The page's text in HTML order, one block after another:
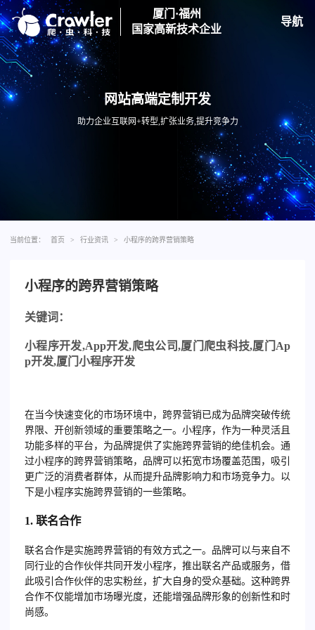
厦门·福州
国家高新技术企业
导航
网站高端定制开发
助力企业互联网+转型,扩张业务,提升竞争力
当前位置： 首页 > 行业资讯 > 小程序的跨界营销策略
小程序的跨界营销策略
关键词：
小程序开发,App开发,爬虫公司,厦门爬虫科技,厦门 Ap
p开发,厦门小程序开发
在当今快速变化的市场环境中，跨界营销已成为品牌突破传统
界限、开创新领域的重要策略之一。小程序，作为一种灵活且
功能多样的平台，为品牌提供了实施跨界营销的绝佳机会。通
过小程序的跨界营销策略，品牌可以拓宽市场覆盖范围，吸引
更广泛的消费者群体，从而提升品牌影响力和市场竞争力。以
下是小程序实施跨界营销的一些策略。
1. 联名合作
联名合作是实施跨界营销的有效方式之一。品牌可以与来自不
同行业的合作伙伴共同开发小程序，推出联名产品或服务，借
此吸引合作伙伴的忠实粉丝，扩大自身的受众基础。这种跨界
合作不仅能增加市场曝光度，还能增强品牌形象的创新性和时
尚感。